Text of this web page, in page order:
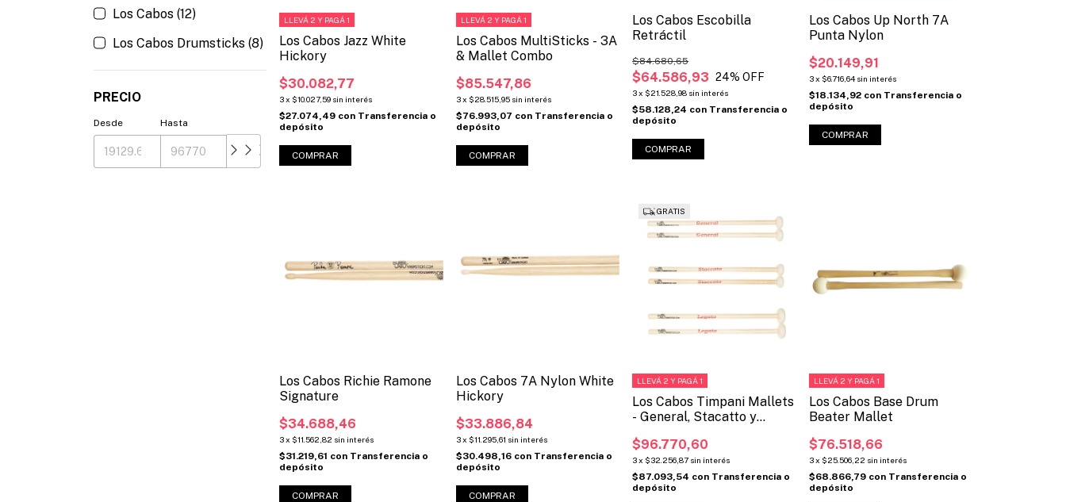
Los Cabos (12)
Los Cabos Drumsticks (8)
PRECIO
Desde Hasta
Los Cabos Jazz White
Hickory
$30.082,77
3x $10.027,59 sin interés
LLEVÁ 2 Y PAGÁ 1
$27.074,49 con Transferencia o
depósito
Los Cabos MultiSticks - 3A
& Mallet Combo
$85.547,86
3x $28.515,95 sin interés
LLEVÁ 2 Y PAGÁ 1
$76.993,07 con Transferencia o
depósito
Los Cabos Escobilla
Retráctil
$64.586,93
$84.680,65
24% OFF
3x $21.528,98 sin interés
$58.128,24 con Transferencia o
depósito
Los Cabos Up North 7A
Punta Nylon
$20.149,91
3 x $6.716,64 sin interés
$18.134,92 con Transferencia o
depósito
Los Cabos Richie Ramone
Signature
$34.688,46
3x $11.562,82 sin interés
$31.219,61 con Transferencia o
depósito
Los Cabos 7A Nylon White
Hickory
$33.886,84
3x $11.295,61 sin interés
$30.498,16 con Transferencia o
depósito
GRATIS
Los Cabos Timpani Mallets
- General, Stacatto y
$96.770,60
3x $32.256,87 sin interés
LLEVÁ 2 Y PAGÁ 1
$87.093,54 con Transferencia o
depósito
Los Cabos Base Drum
Beater Mallet
$76.518,66
3 x $25.506,22 sin interés
LLEVÁ 2 Y PAGÁ 1
$68.866,79 con Transferencia o
depósito